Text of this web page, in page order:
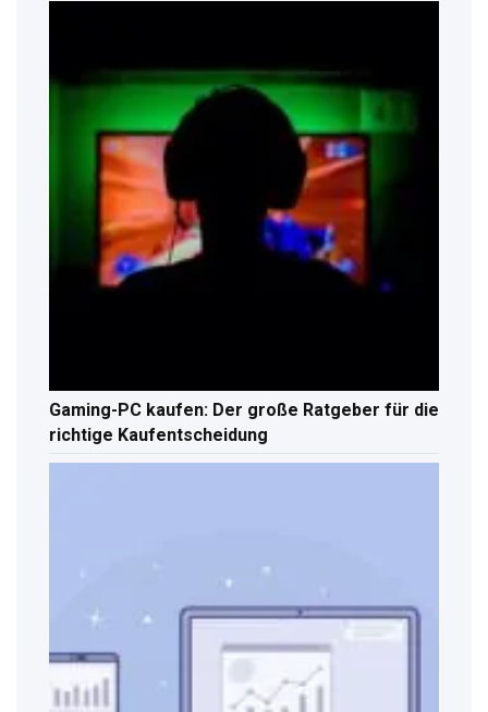
Gaming-PC kaufen: Der große Ratgeber für die
richtige Kaufentscheidung